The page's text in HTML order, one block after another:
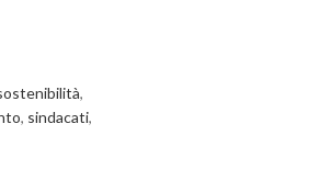
,
, sindacati,